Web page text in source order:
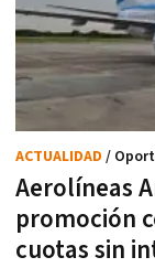
Aerolíneas
promoción
cuotas sin
ACTUALIDAD /